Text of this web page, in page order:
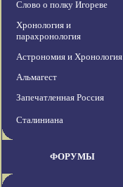
Слово о полку Игореве
Хронология и
парахронология
Астрономия и Хронология
Альмагест
Запечатленная Россия
Сталиниана
ФОРУМЫ